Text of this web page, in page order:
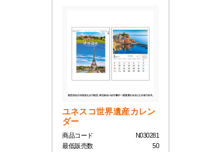
ユネスコ世界遺産カレン
ダー
商品コード
N030281
最低販売数
50